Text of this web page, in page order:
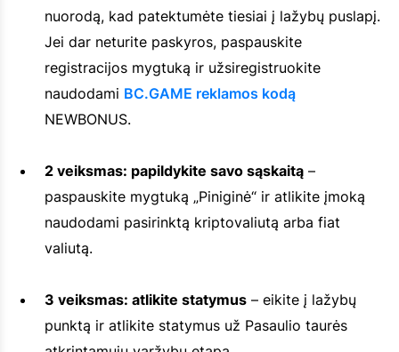
nuorodą, kad patektumėte tiesiai į lažybų puslapį.
Jei dar neturite paskyros, paspauskite
registracijos mygtuką ir užsiregistruokite
naudodami BC.GAME reklamos kodą
NEWBONUS.
2 veiksmas: papildykite savo sąskaitą –
paspauskite mygtuką „Piniginė“ ir atlikite įmoką
naudodami pasirinktą kriptovaliutą arba fiat
valiutą.
3 veiksmas: atlikite statymus – eikite į lažybų
punktą ir atlikite statymus už Pasaulio taurės